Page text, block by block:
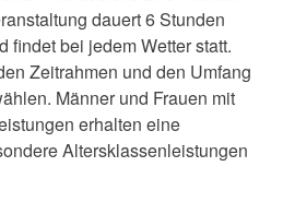
dauert 6 Stunden
findet bei jedem Wetter statt.
Zeitrahmen und den Umfang
Männer und Frauen mit
erhalten eine
Altersklassenleistungen